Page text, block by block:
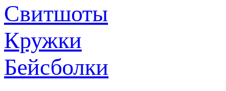
Свитшоты
Кружки
Бейсболки